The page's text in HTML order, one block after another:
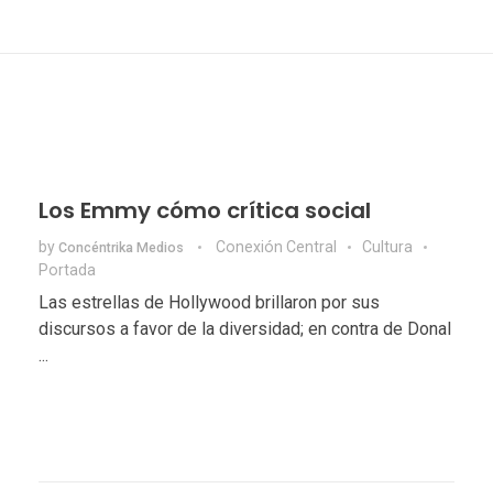
Los Emmy cómo crítica social
by Concéntrika Medios Conexión Central
Cultura
Portada
Las estrellas de Hollywood brillaron por sus
discursos a favor de la diversidad; en contra de Donal
...